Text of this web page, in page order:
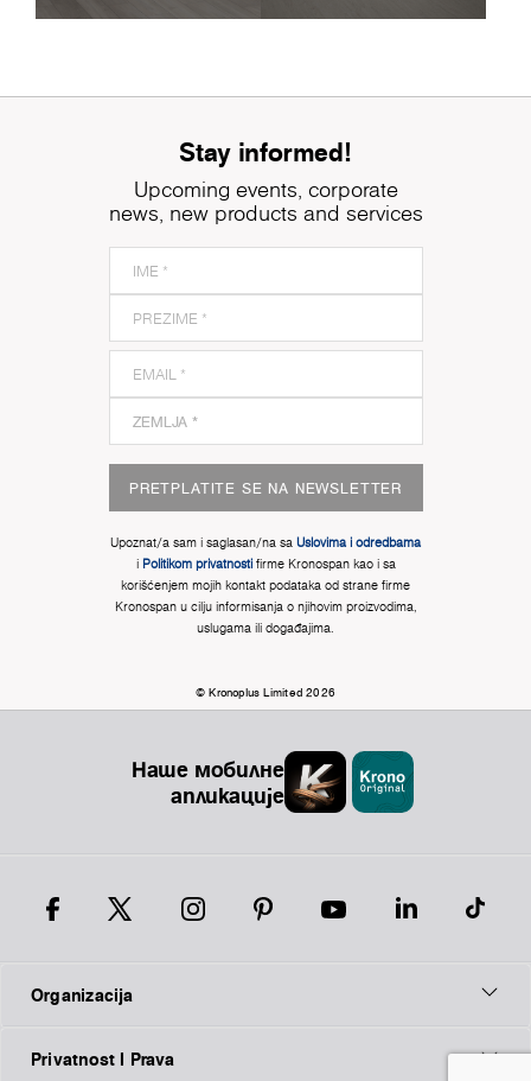
Stay informed!
Upcoming events, corporate
news, new products and services
PRETPLATITE SE NA NEWSLETTER
Upoznat/a sam i saglasan/na sa Uslovima i odredbama
i Politikom privatnostifirme Kronospan kao i sa
korišćenjem mojih kontakt podataka od strane firme
Kronospan u cilju informisanja o njihovim proizvodima,
uslugama ili događajima.
© Kronoplus Limited 2026
Наше мобилне
апликације
Organizacija
Privatnost I Prava